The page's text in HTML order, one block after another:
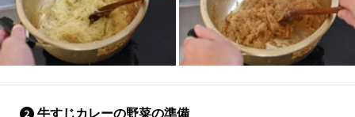
牛すじカレーの野菜の準備